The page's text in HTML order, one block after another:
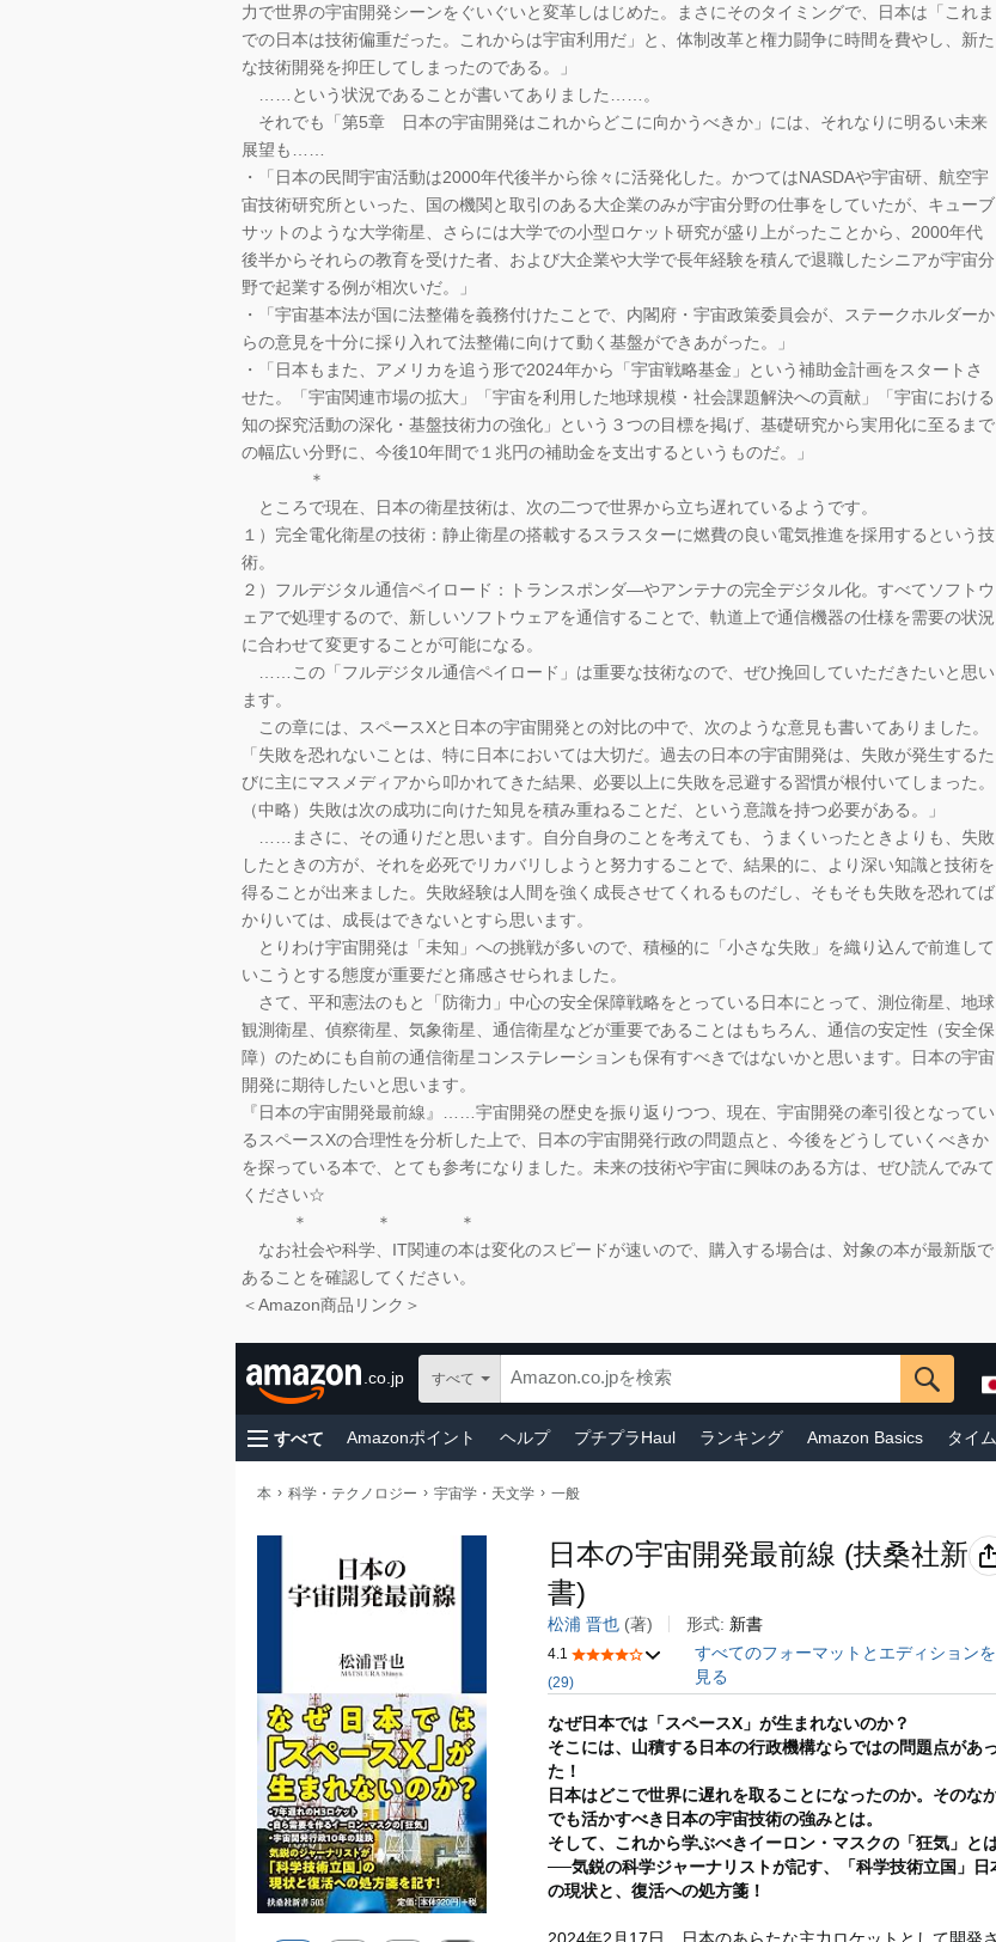
力で世界の宇宙開発シーンをぐいぐいと変革しはじめた。まさにそのタイミングで、日本は「これま
での日本は技術偏重だった。これからは宇宙利用だ」と、体制改革と権力闘争に時間を費やし、新た
な技術開発を抑圧してしまったのである。」
……という状況であることが書いてありました……。
それでも「第5章 日本の宇宙開発はこれからどこに向かうべきか」には、それなりに明るい未来
展望も……
・「日本の民間宇宙活動は2000年代後半から徐々に活発化した。かつてはNASDAや宇宙研、航空宇
宙技術研究所といった、国の機関と取引のある大企業のみが宇宙分野の仕事をしていたが、キューブ
サットのような大学衛星、さらには大学での小型ロケット研究が盛り上がったことから、2000年代
後半からそれらの教育を受けた者、および大企業や大学で長年経験を積んで退職したシニアが宇宙分
野で起業する例が相次いだ。」
・「宇宙基本法が国に法整備を義務付けたことで、内閣府・宇宙政策委員会が、ステークホルダーか
らの意見を十分に採り入れて法整備に向けて動く基盤ができあがった。」
・「日本もまた、アメリカを追う形で2024年から「宇宙戦略基金」という補助金計画をスタートさ
せた。「宇宙関連市場の拡大」「宇宙を利用した地球規模・社会課題解決への貢献」「宇宙における
知の探究活動の深化・基盤技術力の強化」という３つの目標を掲げ、基礎研究から実用化に至るまで
の幅広い分野に、今後10年間で１兆円の補助金を支出するというものだ。」
＊
ところで現在、日本の衛星技術は、次の二つで世界から立ち遅れているようです。
１）完全電化衛星の技術：静止衛星の搭載するスラスターに燃費の良い電気推進を採用するという技
術。
２）フルデジタル通信ペイロード：トランスポンダ―やアンテナの完全デジタル化。すべてソフトウ
ェアで処理するので、新しいソフトウェアを通信することで、軌道上で通信機器の仕様を需要の状況
に合わせて変更することが可能になる。
……この「フルデジタル通信ペイロード」は重要な技術なので、ぜひ挽回していただきたいと思い
ます。
この章には、スペースXと日本の宇宙開発との対比の中で、次のような意見も書いてありました。
「失敗を恐れないことは、特に日本においては大切だ。過去の日本の宇宙開発は、失敗が発生するた
びに主にマスメディアから叩かれてきた結果、必要以上に失敗を忌避する習慣が根付いてしまった。
（中略）失敗は次の成功に向けた知見を積み重ねることだ、という意識を持つ必要がある。」
……まさに、その通りだと思います。自分自身のことを考えても、うまくいったときよりも、失敗
したときの方が、それを必死でリカバリしようと努力することで、結果的に、より深い知識と技術を
得ることが出来ました。失敗経験は人間を強く成長させてくれるものだし、そもそも失敗を恐れてば
かりいては、成長はできないとすら思います。
とりわけ宇宙開発は「未知」への挑戦が多いので、積極的に「小さな失敗」を織り込んで前進して
いこうとする態度が重要だと痛感させられました。
さて、平和憲法のもと「防衛力」中心の安全保障戦略をとっている日本にとって、測位衛星、地球
観測衛星、偵察衛星、気象衛星、通信衛星などが重要であることはもちろん、通信の安定性（安全保
障）のためにも自前の通信衛星コンステレーションも保有すべきではないかと思います。日本の宇宙
開発に期待したいと思います。
『日本の宇宙開発最前線』……宇宙開発の歴史を振り返りつつ、現在、宇宙開発の牽引役となってい
るスペースXの合理性を分析した上で、日本の宇宙開発行政の問題点と、今後をどうしていくべきか
を探っている本で、とても参考になりました。未来の技術や宇宙に興味のある方は、ぜひ読んでみて
ください☆
＊ ＊ ＊
なお社会や科学、IT関連の本は変化のスピードが速いので、購入する場合は、対象の本が最新版で
あることを確認してください。
＜Amazon商品リンク＞